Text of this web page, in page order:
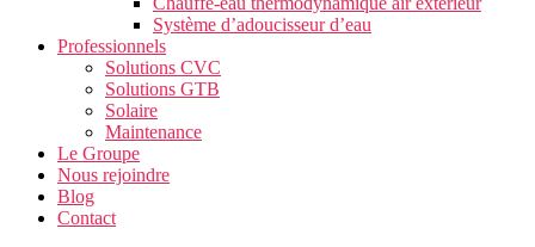
Système d’adoucisseur d’eau
Professionnels
Solutions CVC
Solutions GTB
Solaire
Maintenance
Le Groupe
Nous rejoindre
Blog
Contact